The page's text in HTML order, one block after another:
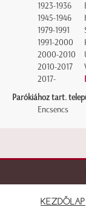
1923-1936
1945-1946
1979-1991
1991-2000
2000-2010
2010-2017
2017-
Parókiához tart.
Encsencs
KEZDŐLAP